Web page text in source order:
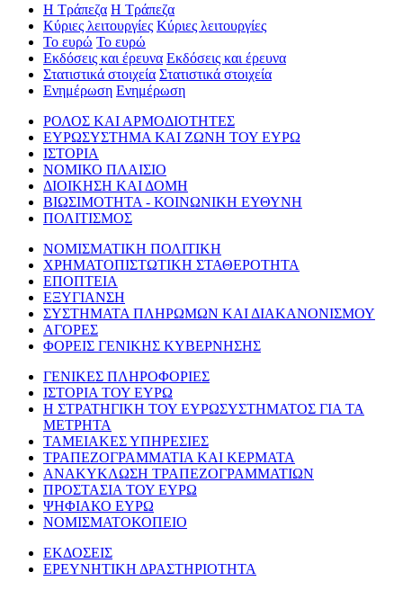
Η Τράπεζα Η Τράπεζα
Κύριες λειτουργίες Κύριες λειτουργίες
Το ευρώ Το ευρώ
Εκδόσεις και έρευνα Εκδόσεις και έρευνα
Στατιστικά στοιχεία Στατιστικά στοιχεία
Ενημέρωση Ενημέρωση
ΡΟΛΟΣ ΚΑΙ ΑΡΜΟΔΙΟΤΗΤΕΣ
ΕΥΡΩΣΥΣΤΗΜΑ ΚΑΙ ΖΩΝΗ ΤΟΥ ΕΥΡΩ
ΙΣΤΟΡΙΑ
ΝΟΜΙΚΟ ΠΛΑΙΣΙΟ
ΔΙΟΙΚΗΣΗ ΚΑΙ ΔΟΜΗ
ΒΙΩΣΙΜΟΤΗΤΑ - ΚΟΙΝΩΝΙΚΗ ΕΥΘΥΝΗ
ΠΟΛΙΤΙΣΜΟΣ
ΝΟΜΙΣΜΑΤΙΚΗ ΠΟΛΙΤΙΚΗ
ΧΡΗΜΑΤΟΠΙΣΤΩΤΙΚΗ ΣΤΑΘΕΡΟΤΗΤΑ
ΕΠΟΠΤΕΙΑ
ΕΞΥΓΙΑΝΣΗ
ΣΥΣΤΗΜΑΤΑ ΠΛΗΡΩΜΩΝ ΚΑΙ ΔΙΑΚΑΝΟΝΙΣΜΟΥ
ΑΓΟΡΕΣ
ΦΟΡΕΙΣ ΓΕΝΙΚΗΣ ΚΥΒΕΡΝΗΣΗΣ
ΓΕΝΙΚΕΣ ΠΛΗΡΟΦΟΡΙΕΣ
ΙΣΤΟΡΙΑ ΤΟΥ ΕΥΡΩ
Η ΣΤΡΑΤΗΓΙΚΗ ΤΟΥ ΕΥΡΩΣΥΣΤΗΜΑΤΟΣ ΓΙΑ ΤΑ
ΜΕΤΡΗΤΑ
ΤΑΜΕΙΑΚΕΣ ΥΠΗΡΕΣΙΕΣ
ΤΡΑΠΕΖΟΓΡΑΜΜΑΤΙΑ ΚΑΙ ΚΕΡΜΑΤΑ
ΑΝΑΚΥΚΛΩΣΗ ΤΡΑΠΕΖΟΓΡΑΜΜΑΤΙΩΝ
ΠΡΟΣΤΑΣΙΑ ΤΟΥ ΕΥΡΩ
ΨΗΦΙΑΚΟ ΕΥΡΩ
ΝΟΜΙΣΜΑΤΟΚΟΠΕΙΟ
ΕΚΔΟΣΕΙΣ
ΕΡΕΥΝΗΤΙΚΗ ΔΡΑΣΤΗΡΙΟΤΗΤΑ